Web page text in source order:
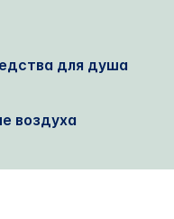
для душа
воздуха